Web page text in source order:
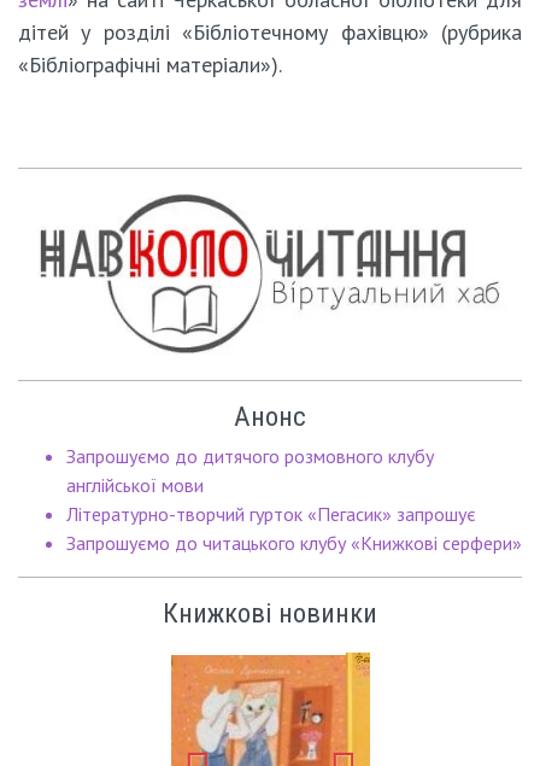
дітей у розділі «Бібліотечному фахівцю» (рубрика
«Бібліографічні матеріали»).
Анонс
Запрошуємо до дитячого розмовного клубу
англійської мови
Літературно-творчий гурток «Пегасик» запрошує
Запрошуємо до читацького клубу «Книжкові серфери»
Книжкові новинки